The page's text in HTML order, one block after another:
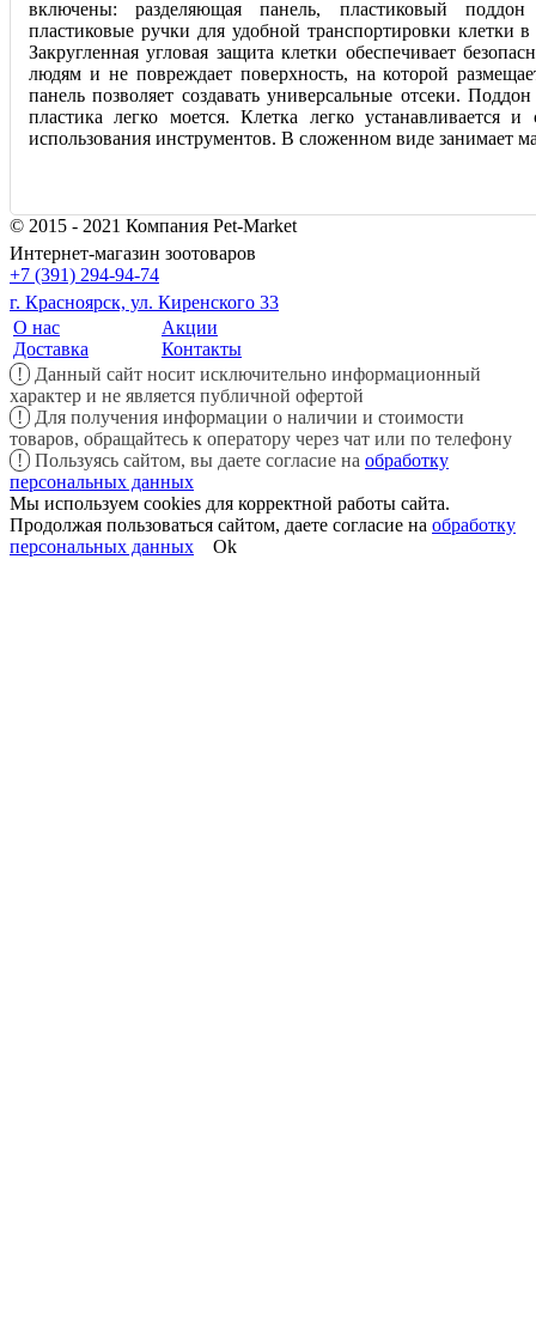
включены: разделяющая панель, пластиковый
пластиковые ручки для удобной транспортировки клетки
Закругленная угловая защита клетки обеспечивает
людям и не повреждает поверхность, на которой
панель позволяет создавать универсальные отсеки.
пластика легко моется. Клетка легко устанавливается и
использования инструментов. В сложенном виде занимает
© 2015 - 2021 Компания Pet-Market
Интернет-магазин зоотоваров
+7 (391) 294-94-74
г. Красноярск, ул. Киренского 33
О нас
Доставка
Акции
Контакты
!
Данный сайт носит исключительно информационный
характер и не является публичной офертой
!
Для получения информации о наличии и стоимости
товаров, обращайтесь к оператору через чат или по телефону
!
Пользуясь сайтом, вы даете согласие на обработку
персональных данных
Мы используем cookies для корректной работы сайта.
Продолжая пользоваться сайтом, даете согласие на обработку
персональных данных
Ok